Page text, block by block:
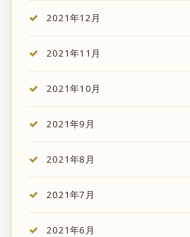
2021年12月
2021年11月
2021年10月
2021年9月
2021年8月
2021年7月
2021年6月